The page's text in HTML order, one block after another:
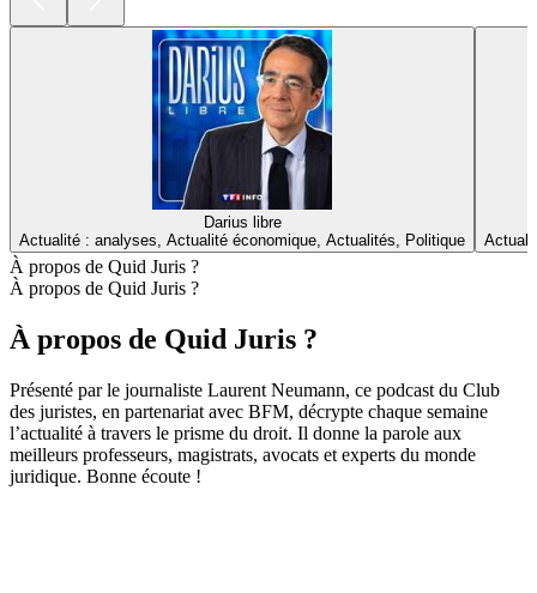
Darius libre
Actualité : analyses, Actualité économique, Actualités, Politique
À propos de Quid Juris ?
À propos de Quid Juris ?
À propos de Quid Juris ?
Présenté par le journaliste Laurent Neumann, ce podcast du Club
des juristes, en partenariat avec BFM, décrypte chaque semaine
l’actualité à travers le prisme du droit. Il donne la parole aux
meilleurs professeurs, magistrats, avocats et experts du monde
juridique. Bonne écoute !